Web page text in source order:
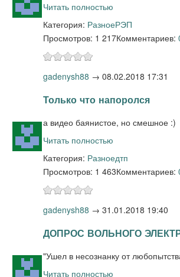
Читать полностью
Категория: РазноеРЭП
Просмотров: 1 217Комментариев:
gadenysh88 → 08.02.2018 17:31
Только что напоролся
а видео баянистое, но смешное :)
Читать полностью
Категория: Разноедтп
Просмотров: 1 463Комментариев:
gadenysh88 → 31.01.2018 19:40
ДОПРОС ВОЛЬНОГО
"Ушел в несознанку от
Читать полностью